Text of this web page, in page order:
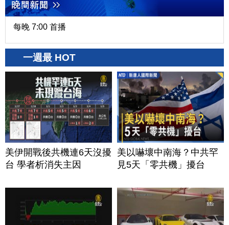
每晚 7:00 首播
一週最 HOT
美伊開戰後共機連6天沒擾
台 學者析消失主因
美以嚇壞中南海？中共罕
見5天「零共機」擾台